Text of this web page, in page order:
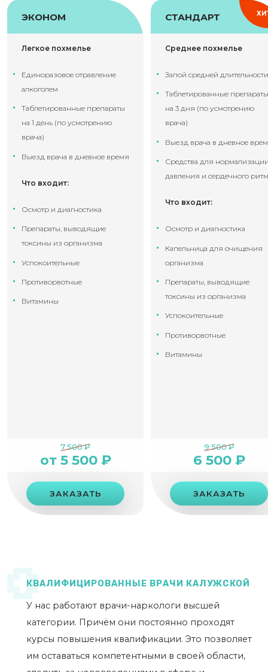
ЭКОНОМ
Легкое похмелье
Единоразовое отравление
алкоголем
Таблетированные препараты
на 1 день (по усмотрению
врача)
Выезд врача в дневное время
Что входит:
Осмотр и диагностика
Препараты, выводящие
токсины из организма
Успокоительные
Противорвотные
Витамины
7 500 ₽
от 5 500 ₽
ЗАКАЗАТЬ
СТАНДАРТ
Среднее похмелье
Запой средней длительности
Таблетированные препараты
на 3 дня (по усмотрению
врача)
Выезд врача в дневное
Средства для
давления и сердечного
Что входит:
Осмотр и диагностика
Капельница для очищения
организма
Препараты, выводящие
токсины из организма
Успокоительные
Противорвотные
Витамины
9 500 ₽
6 500 ₽
ЗАКАЗАТЬ
КВАЛИФИЦИРОВАННЫЕ ВРАЧИ КАЛУЖСКОЙ
У нас работают врачи-наркологи высшей
категории. Причём они постоянно проходят
курсы повышения квалификации. Это позволяет
им оставаться компетентными в своей области,